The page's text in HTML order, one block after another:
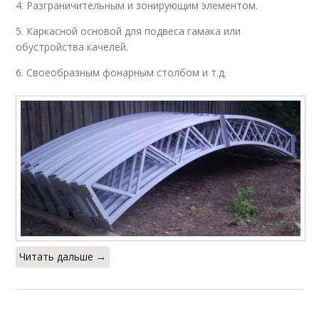
4. Разграничительным и зонирующим элементом.
5. Каркасной основой для подвеса гамака или
обустройства качелей.
6. Своеобразным фонарным столбом и т.д.
Читать дальше →